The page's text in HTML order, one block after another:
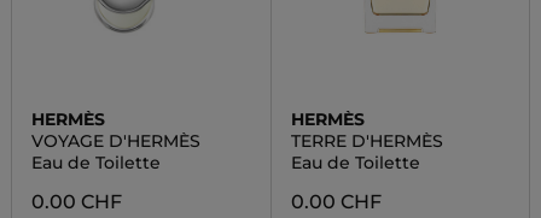
HERMÈS
VOYAGE D'HERMÈS
Eau de Toilette
0.00 CHF
HERMÈS
TERRE D'HERMÈS
Eau de Toilette
0.00 CHF